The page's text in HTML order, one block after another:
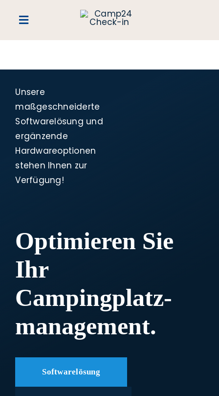
InhaltToggle
Navigation
Clearance
Unsere
maßgeschneiderte
Softwarelösung und
ergänzende
Hardwareoptionen
stehen Ihnen zur
Verfügung!
Optimieren Sie
Ihr
Campingplatz-
management.
Softwarelösung